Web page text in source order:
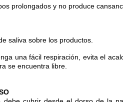
prolongados y no produce
saliva sobre los productos.
una fácil respiración, evita el
se encuentra libre.